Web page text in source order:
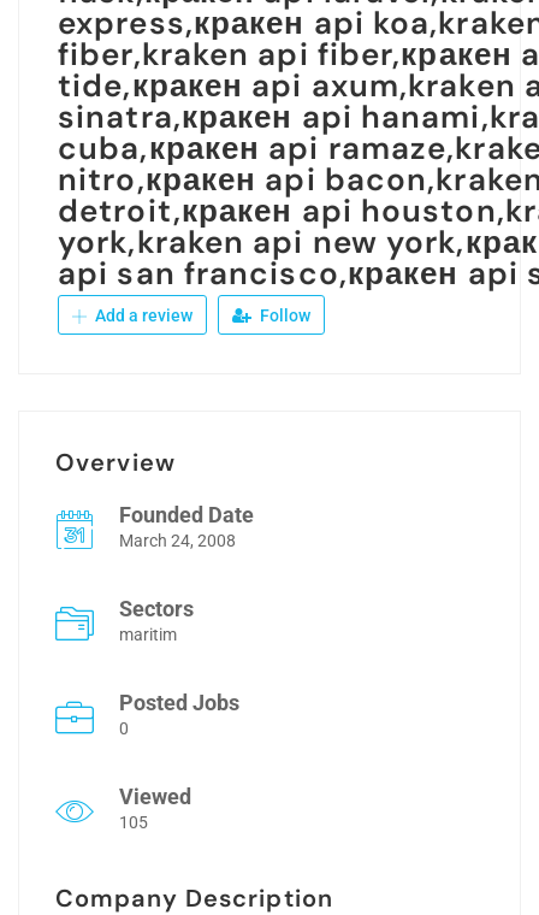
express,кракен api
fiber,kraken api fiber,кракен
tide,кракен api axum,kraken
sinatra,кракен api
cuba,кракен api
nitro,кракен api
detroit,кракен api
york,kraken api new
api san francisco,кракен
Add a review Follow
Overview
Founded Date
March 24, 2008
Sectors
maritim
Posted Jobs
0
Viewed
105
Company Description